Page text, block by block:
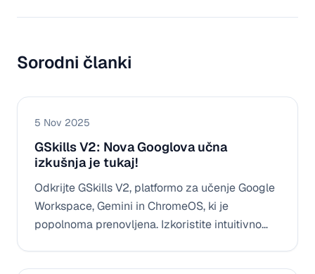
Sorodni članki
5 Nov 2025
GSkills V2: Nova Googlova učna
izkušnja je tukaj!
Odkrijte GSkills V2, platformo za učenje Google
Workspace, Gemini in ChromeOS, ki je
popolnoma prenovljena. Izkoristite intuitivno